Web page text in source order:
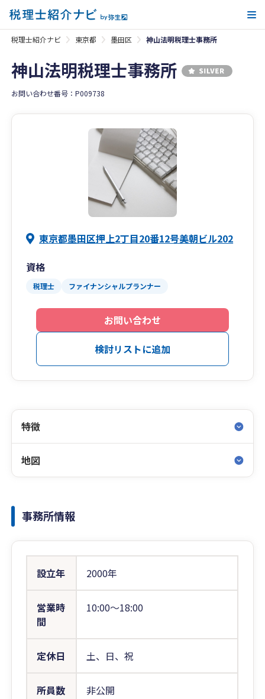
税理士紹介ナビ 東京都 墨田区 神山法明税理士事務所
神山法明税理士事務所
お問い合わせ番号：P009738
東京都墨田区押上2丁目20番12号美朝ビル202
資格
税理士 ファイナンシャルプランナー
お問い合わせ
検討リストに追加
特徴
地図
事務所情報
設立年 2000年
営業時
間
10:00〜18:00
定休日 土、日、祝
所員数 非公開